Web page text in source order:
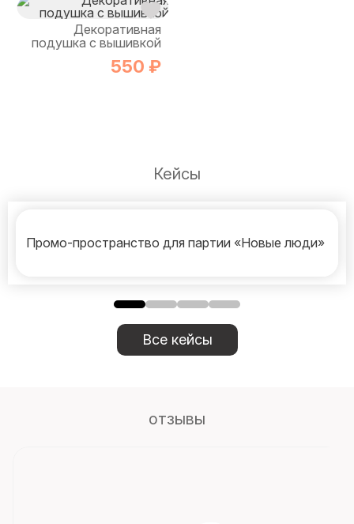
Декоративная
подушка с вышивкой
550 ₽
Кейсы
Промо-пространство для партии «Новые люди»
Все кейсы
отзывы